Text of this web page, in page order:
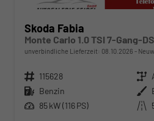
Skoda Fabia
Monte Carlo 1.0 TSI 7-Gang-
unverbindliche Lieferzeit: 08.10.2026
Fahrzeugnr. 115628 Getriebe
Kraftstoff Benzin Außenfarbe
Leistung 85 kW (116 PS) Kilometerstand